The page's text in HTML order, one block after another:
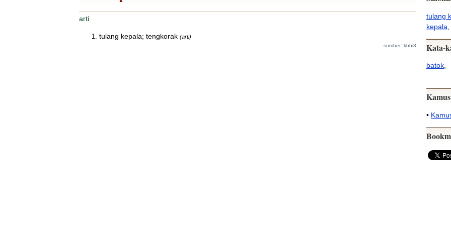
arti
tulang kepala; tengkorak (arti)
sumber: kbbi3
tulang
kepala
Kata-
batok
•